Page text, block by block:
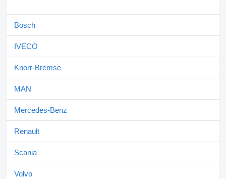
Bosch
IVECO
Knorr-Bremse
MAN
Mercedes-Benz
Renault
Scania
Volvo